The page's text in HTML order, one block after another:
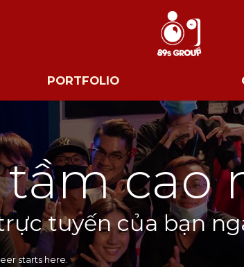
PORTFOLIO
cao
tuyến của bạn
starts here.